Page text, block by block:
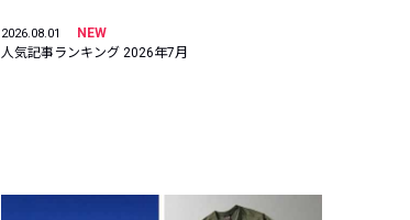
2026.08.01
NEW
人気記事ランキング 2026年7月